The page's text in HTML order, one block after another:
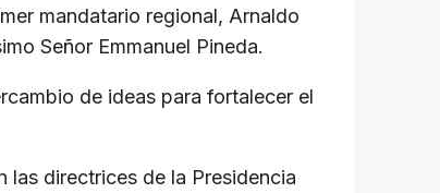
mandatario regional, Arnaldo
Señor Emmanuel Pineda.
de ideas para fortalecer el
las directrices de la Presidencia